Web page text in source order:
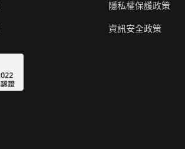
隱私權保護政策
資訊安全政策